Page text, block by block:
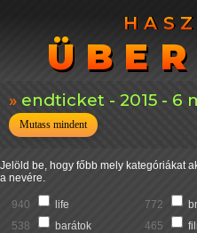
endticket - 2015 - 6
Mutass mindent
Jelöld be, hogy főbb mely kategóriákat
a nevére.
940 life 772
538
barátok 465